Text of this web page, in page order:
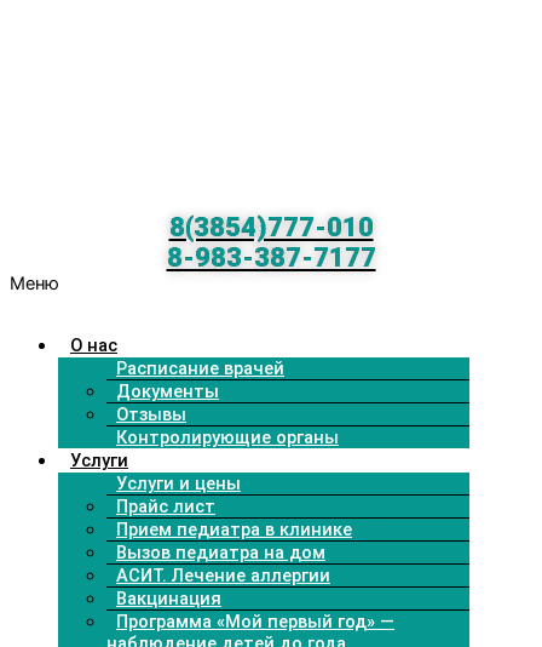
8(3854)777-010
8-983-387-7177
Меню
О нас
Расписание врачей
Документы
Отзывы
Контролирующие органы
Услуги
Услуги и цены
Прайс лист
Прием педиатра в клинике
Вызов педиатра на дом
АСИТ. Лечение аллергии
Вакцинация
Программа «Мой первый год» —